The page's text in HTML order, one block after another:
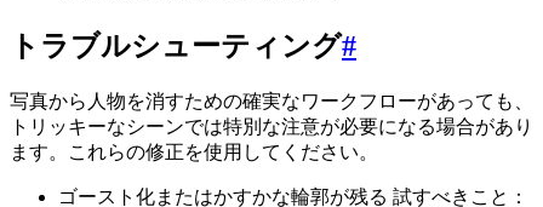
トラブルシューティング#
写真から人物を消すための確実なワークフローがあっても、
トリッキーなシーンでは特別な注意が必要になる場合があり
ます。これらの修正を使用してください。
ゴースト化またはかすかな輪郭が残る 試すべきこと：